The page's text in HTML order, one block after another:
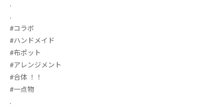
.
.
#コラボ
#ハンドメイド
#布ポット
#アレンジメント
#合体 ！！
#一点物
.